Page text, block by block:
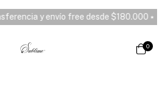
3 y 6 cuotas sin interés, 10% OFF por
0